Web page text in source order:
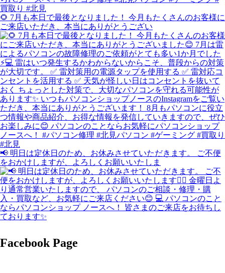
🌻 7月も本日で最後となりました！ 今月もたくさんのお客様に
ご来店いただき、本当にありがとうござい
📢 明日は定休日のため、お休みさせていただきます。 ご不便
をおかけしますが、よろしくお願いいたしま
Facebook Page